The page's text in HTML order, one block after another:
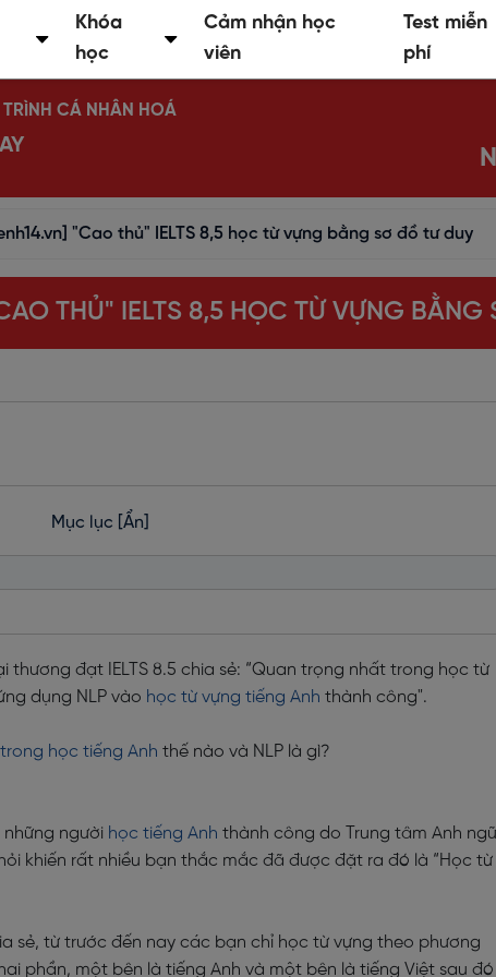
Khóa
học
Cảm nhận học
viên
Test miễn
phí
TRÌNH CÁ NHÂN HOÁ
"Cao thủ" IELTS 8,5 học từ vựng bằng sơ đồ tư duy
THỦ" IELTS 8,5 HỌC TỪ VỰNG
Mục lục [Ẩn]
thương đạt IELTS 8.5 chia sẻ: “Quan trọng nhất trong học từ
dụng NLP vào học từ vựng tiếng Anh thành công".
trong học tiếng Anh thế nào và NLP là gì?
những người học tiếng Anh thành công do Trung tâm Anh ngữ
khiến rất nhiều bạn thắc mắc đã được đặt ra đó là “Học từ
sẻ, từ trước đến nay các bạn chỉ học từ vựng theo phương
phần, một bên là tiếng Anh và một bên là tiếng Việt sau đó